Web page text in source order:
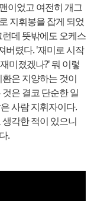
이었고 여전히 개그
지휘봉을 잡게 되었
데 뜻밖에도 오케스
버렸다. '재미로 시작
미졌겠나?' 뭐 이렇
은 지양하는 것이
은 결코 단순한 일
사람 지휘자이다.
각한 적이 있으니
.